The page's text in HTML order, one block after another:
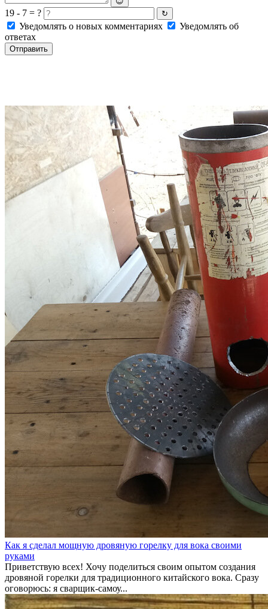
19 - 7 = ? ↻
Уведомлять о новых комментариях
Уведомлять об
ответах
Отправить
Как я сделал мощную дровяную горелку для вока своими
руками
Приветствую всех! Хочу поделиться своим опытом создания
дровяной горелки для традиционного китайского вока. Сразу
оговорюсь: я сварщик-самоу...